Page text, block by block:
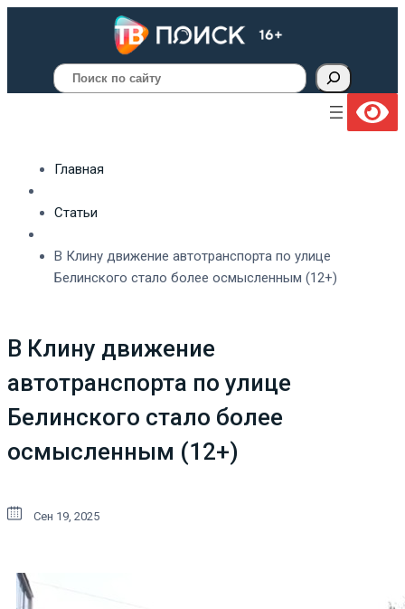
Поиск
Главная
Статьи
В Клину движение автотранспорта по улице
Белинского стало более осмысленным (12+)
В Клину движение
автотранспорта по улице
Белинского стало более
осмысленным (12+)
Сен 19, 2025